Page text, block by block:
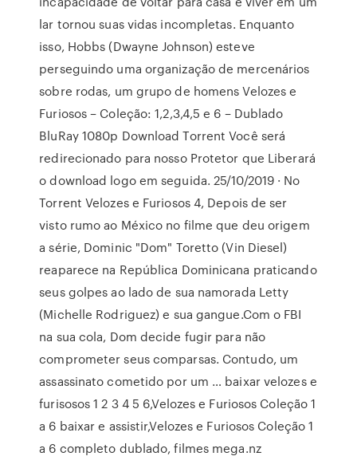
lar tornou suas vidas incompletas. Enquanto
isso, Hobbs (Dwayne Johnson) esteve
perseguindo uma organização de mercenários
sobre rodas, um grupo de homens Velozes e
Furiosos – Coleção: 1,2,3,4,5 e 6 – Dublado
BluRay 1080p Download Torrent Você será
redirecionado para nosso Protetor que Liberará
o download logo em seguida. 25/10/2019 · No
Torrent Velozes e Furiosos 4, Depois de ser
visto rumo ao México no filme que deu origem
a série, Dominic "Dom" Toretto (Vin Diesel)
reaparece na República Dominicana praticando
seus golpes ao lado de sua namorada Letty
(Michelle Rodriguez) e sua gangue.Com o FBI
na sua cola, Dom decide fugir para não
comprometer seus comparsas. Contudo, um
assassinato cometido por um … baixar velozes e
furisosos 1 2 3 4 5 6,Velozes e Furiosos Coleção 1
a 6 baixar e assistir,Velozes e Furiosos Coleção 1
a 6 completo dublado, filmes mega.nz